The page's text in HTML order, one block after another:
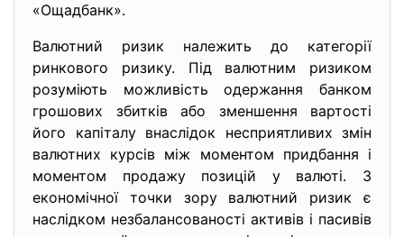
«Ощадбанк».
Валютний ризик належить до категорії
ринкового ризику. Під валютним ризиком
розуміють можливість одержання банком
грошових збитків або зменшення вартості
його капіталу внаслідок несприятливих змін
валютних курсів між моментом придбання і
моментом продажу позицій у валюті. З
економічної точки зору валютний ризик є
наслідком незбалансованості активів і пасивів